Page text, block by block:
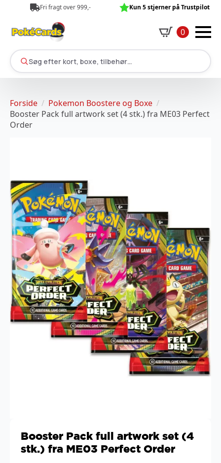
Fri fragt over 999,- Kun 5 stjerner på Trustpilot
0
Søg efter kort, boxe, tilbehør…
Forside
Pokemon Boostere og Boxe
Booster Pack full artwork set (4 stk.) fra ME03 Perfect
Order
Booster Pack full artwork set (4
stk.) fra ME03 Perfect Order